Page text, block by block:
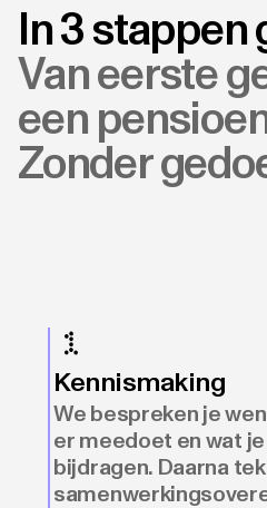
In 3 stappen
Van eerste
een
Zonder
Kennismaking
We bespreken je
er meedoet en wat
bijdragen. Daarna